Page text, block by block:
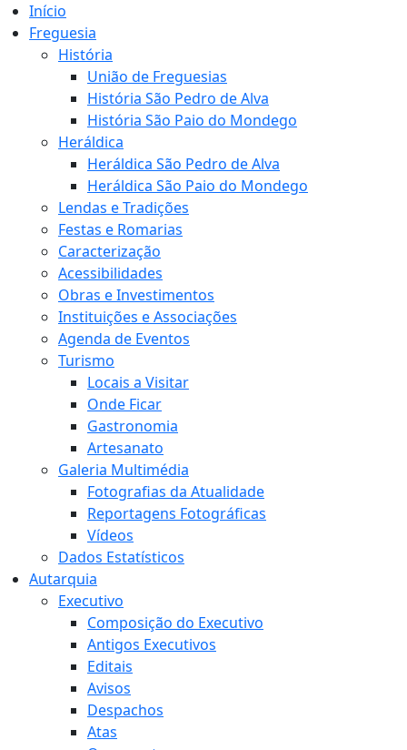
Início
Freguesia
História
União de Freguesias
História São Pedro de Alva
História São Paio do Mondego
Heráldica
Heráldica São Pedro de Alva
Heráldica São Paio do Mondego
Lendas e Tradições
Festas e Romarias
Caracterização
Acessibilidades
Obras e Investimentos
Instituições e Associações
Agenda de Eventos
Turismo
Locais a Visitar
Onde Ficar
Gastronomia
Artesanato
Galeria Multimédia
Fotografias da Atualidade
Reportagens Fotográficas
Vídeos
Dados Estatísticos
Autarquia
Executivo
Composição do Executivo
Antigos Executivos
Editais
Avisos
Despachos
Atas